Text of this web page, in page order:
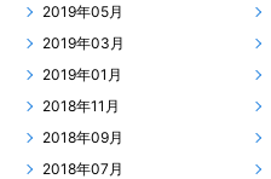
2019年05月
2019年03月
2019年01月
2018年11月
2018年09月
2018年07月